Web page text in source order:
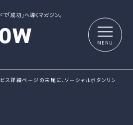
「成功」へ導くマガジン。
ス詳細ページの末尾に、ソーシャルボタンリンク（